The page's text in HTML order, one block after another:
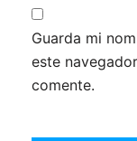
Guarda mi
este
comente.